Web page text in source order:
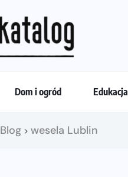
Dom i ogród Edukacja
Blog > wesela Lublin